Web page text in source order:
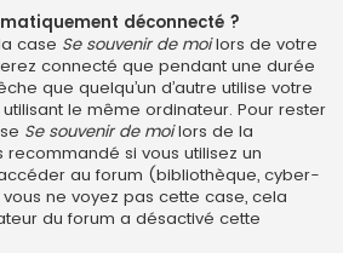
déconnecté ?
case Se souvenir de moilors de votre
connecté que pendant une durée
que quelqu’un d’autre utilise votre
le même ordinateur. Pour rester
Se souvenir de moilors de la
recommandé si vous utilisez un
au forum (bibliothèque, cyber-
ne voyez pas cette case, cela
du forum a désactivé cette